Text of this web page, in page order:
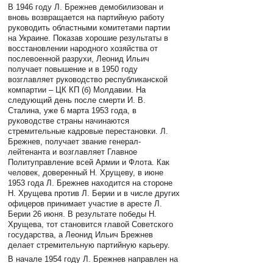
В 1946 году Л. Брежнев демобилизован и
вновь возвращается на партийную работу
руководить областными комитетами партии
на Украине. Показав хорошие результаты в
восстановлении народного хозяйства от
послевоенной разрухи, Леонид Ильич
получает повышение и в 1950 году
возглавляет руководство республиканской
компартии – ЦК КП (б) Молдавии. На
следующий день после смерти И. В.
Сталина, уже 6 марта 1953 года, в
руководстве страны начинаются
стремительные кадровые перестановки. Л.
Брежнев, получает звание генерал-
лейтенанта и возглавляет Главное
Политуправление всей Армии и Флота. Как
человек, доверенный Н. Хрущеву, в июне
1953 года Л. Брежнев находится на стороне
Н. Хрущева против Л. Берии и в числе других
офицеров принимает участие в аресте Л.
Берии 26 июня. В результате победы Н.
Хрущева, тот становится главой Советского
государства, а Леонид Ильич Брежнев
делает стремительную партийную карьеру.
В начале 1954 году Л. Брежнев направлен на